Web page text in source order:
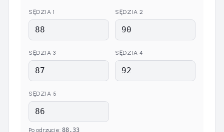
SĘDZIA 1 SĘDZIA 2
SĘDZIA 3 SĘDZIA 4
SĘDZIA 5
Po odrzucie: 88.33